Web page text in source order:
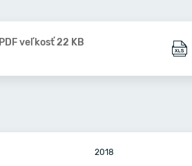
PDF veľkosť 22 KB
2018